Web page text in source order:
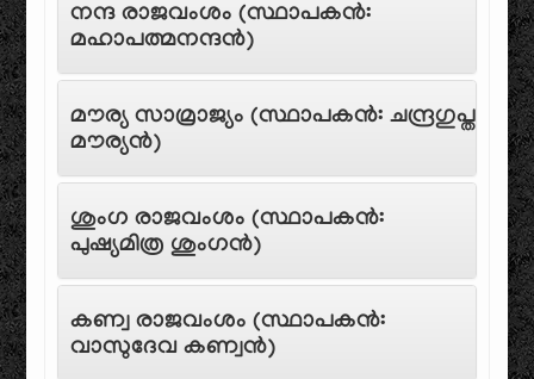
നന്ദ രാജവംശം (സ്ഥാപകൻ:
മഹാപത്മനന്ദൻ)
മൗര്യ സാമ്രാജ്യം (സ്ഥാപകൻ: ചന്ദ്രഗുപ്ത
മൗര്യൻ)
ശുംഗ രാജവംശം (സ്ഥാപകൻ:
പുഷ്യമിത്ര ശുംഗൻ)
കണ്വ രാജവംശം (സ്ഥാപകൻ:
വാസുദേവ കണ്വൻ)